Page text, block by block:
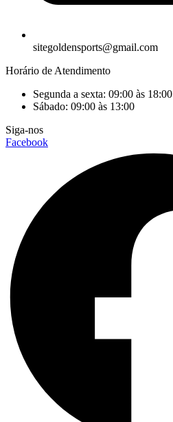
sitegoldensports@gmail.com
Horário de Atendimento
Segunda a sexta: 09:00 às 18:00
Sábado: 09:00 às 13:00
Siga-nos
Facebook